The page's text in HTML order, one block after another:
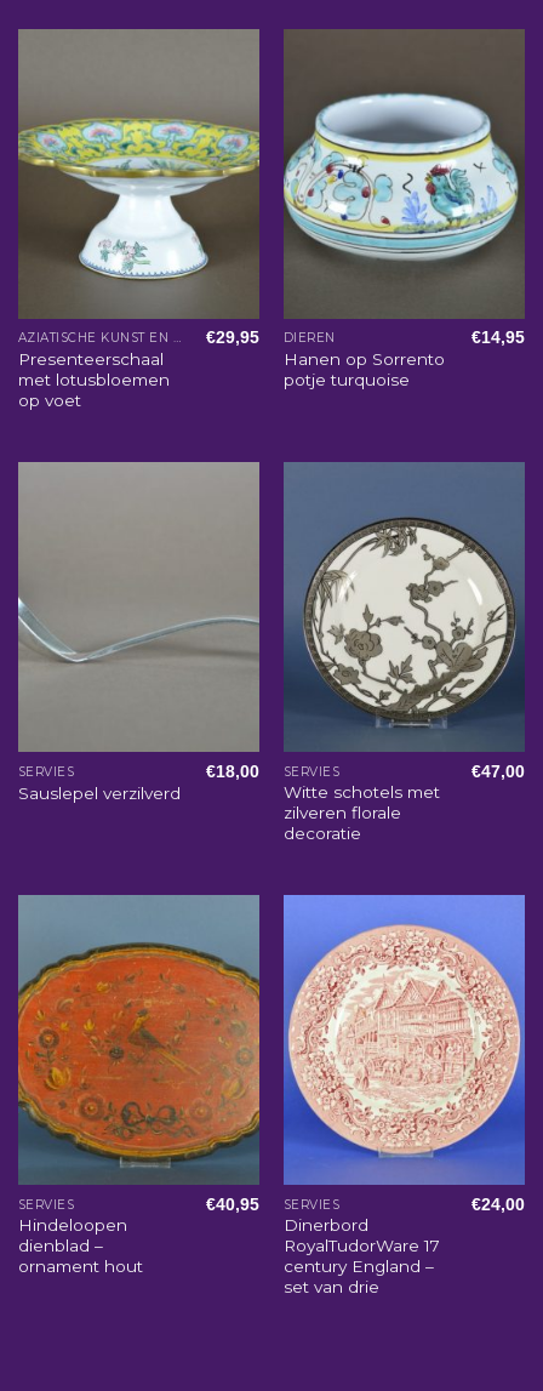
AZIATISCHE KUNST EN WOONACCESSOIRES
Presenteerschaal
met lotusbloemen
op voet
€29,95 DIEREN
Hanen op Sorrento
potje turquoise
€14,95
SERVIES
Sauslepel verzilverd
€18,00 SERVIES
Witte schotels met
zilveren florale
decoratie
€47,00
SERVIES
Hindeloopen
dienblad –
ornament hout
€40,95 SERVIES
Dinerbord
RoyalTudorWare 17
century England –
set van drie
€24,00